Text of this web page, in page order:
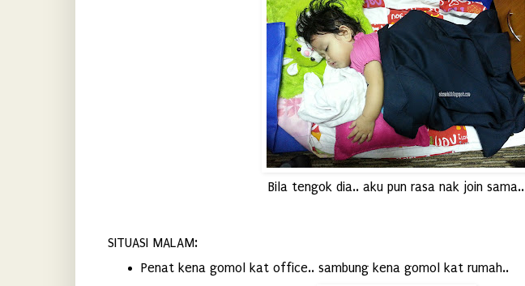
Bila tengok dia.. aku pun rasa nak join sama..
SITUASI MALAM:
Penat kena gomol kat office.. sambung kena gomol kat rumah..